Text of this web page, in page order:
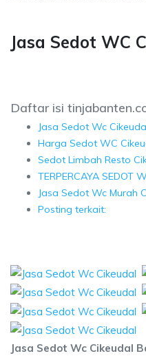
Jasa Sedot WC
Daftar isi
Jasa Sedot Wc
Harga Sedot WC
Sedot Limbah Resto
TERPERCAYA SEDOT
Jasa Sedot Wc Murah
Posting terkait:
Jasa Sedot Wc Cikeudal